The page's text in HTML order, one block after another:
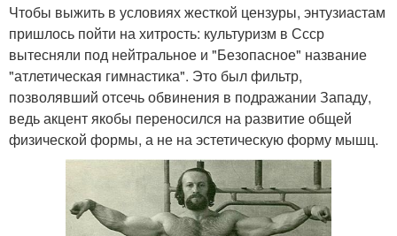
Чтобы выжить в условиях жесткой цензуры, энтузиастам
пришлось пойти на хитрость: культуризм в Ссср
вытесняли под нейтральное и "Безопасное" название
"атлетическая гимнастика". Это был фильтр,
позволявший отсечь обвинения в подражании Западу,
ведь акцент якобы переносился на развитие общей
физической формы, а не на эстетическую форму мышц.